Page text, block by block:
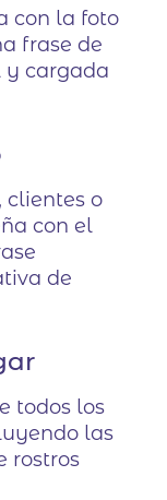
con la foto
frase de
y cargada
clientes o
con el
de
todos los
las
rostros